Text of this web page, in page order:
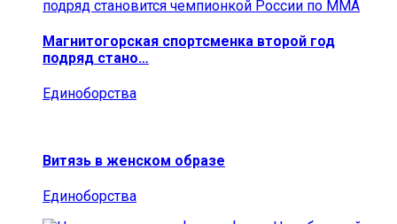
Магнитогорская спортсменка второй год
подряд стано…
Единоборства
Витязь в женском образе
Единоборства